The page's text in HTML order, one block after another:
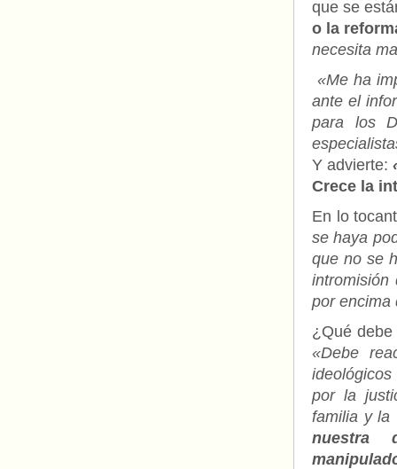
que se
o la
necesita
«Me ha
ante el
para los
Y advierte:
Crece la
En lo
se haya
que no se
intromisión
por encima
¿Qué
«Debe
por la
familia y la
nuestra